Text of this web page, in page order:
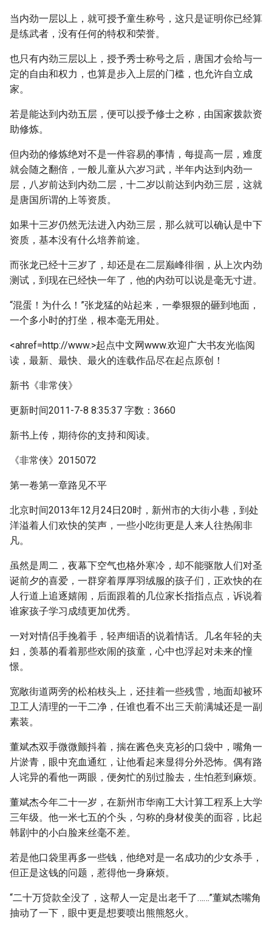
当内劲一层以上，就可授予童生称号，这只是证明你已经算
是练武者，没有任何的特权和荣誉。
也只有内劲三层以上，授予秀士称号之后，唐国才会给与一
定的自由和权力，也算是步入上层的门槛，也允许自立成
家。
若是能达到内劲五层，便可以授予修士之称，由国家拨款资
助修炼。
但内劲的修炼绝对不是一件容易的事情，每提高一层，难度
就会随之翻倍，一般儿童从六岁习武，半年内达到内劲一
层，八岁前达到内劲二层，十二岁以前达到内劲三层，这就
是唐国所谓的上等资质。
如果十三岁仍然无法进入内劲三层，那么就可以确认是中下
资质，基本没有什么培养前途。
而张龙已经十三岁了，却还是在二层巅峰徘徊，从上次内劲
测试，到现在已经快一年了，他的内劲可以说是毫无寸进。
“混蛋！为什么！”张龙猛的站起来，一拳狠狠的砸到地面，
一个多小时的打坐，根本毫无用处。
<ahref=http://www.>起点中文网www.欢迎广大书友光临阅
读，最新、最快、最火的连载作品尽在起点原创！
新书《非常侠》
更新时间2011-7-8 8:35:37 字数：3660
新书上传，期待你的支持和阅读。
《非常侠》2015072
第一卷第一章路见不平
北京时间2013年12月24日20时，新州市的大街小巷，到处
洋溢着人们欢快的笑声，一些小吃街更是人来人往热闹非
凡。
虽然是周二，夜幕下空气也格外寒冷，却不能驱散人们对圣
诞前夕的喜爱，一群穿着厚厚羽绒服的孩子们，正欢快的在
人行道上追逐嬉闹，后面跟着的几位家长指指点点，诉说着
谁家孩子学习成绩更加优秀。
一对对情侣手挽着手，轻声细语的说着情话。几名年轻的夫
妇，羡慕的看着那些欢闹的孩童，心中也浮起对未来的憧
憬。
宽敞街道两旁的松柏枝头上，还挂着一些残雪，地面却被环
卫工人清理的一干二净，任谁也看不出三天前满城还是一副
素装。
董斌杰双手微微颤抖着，揣在酱色夹克衫的口袋中，嘴角一
片淤青，眼中充血通红，让他看起来显得分外恐怖。偶有路
人诧异的看他一两眼，便匆忙的别过脸去，生怕惹到麻烦。
董斌杰今年二十一岁，在新州市华南工大计算工程系上大学
三年级。他一米七五的个头，匀称的身材俊美的面容，比起
韩剧中的小白脸来丝毫不差。
若是他口袋里再多一些钱，他绝对是一名成功的少女杀手，
但正是这钱的问题，惹得他一身麻烦。
“二十万贷款全没了，这帮人一定是出老千了……”董斌杰嘴角
抽动了一下，眼中更是想要喷出熊熊怒火。